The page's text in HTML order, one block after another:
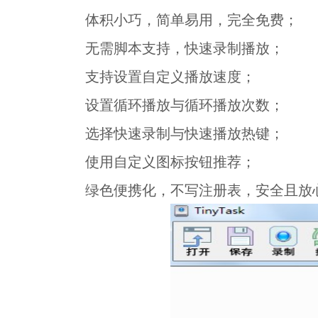
体积小巧，简单易用，完全免费；
无需脚本支持，快速录制播放；
支持设置自定义播放速度；
设置循环播放与循环播放次数；
选择快速录制与快速播放热键；
使用自定义图标按钮推荐；
绿色便携化，不写注册表，安全且放